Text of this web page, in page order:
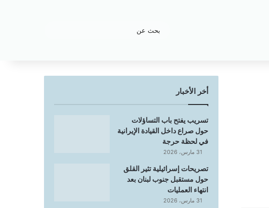
أخر الأخبار
تسريب يفتح باب التساؤلات
حول صراع داخل القيادة الإيرانية
في لحظة حرجة
31 مارس، 2026
تصريحات إسرائيلية تثير القلق
حول مستقبل جنوب لبنان بعد
انتهاء العمليات
31 مارس، 2026